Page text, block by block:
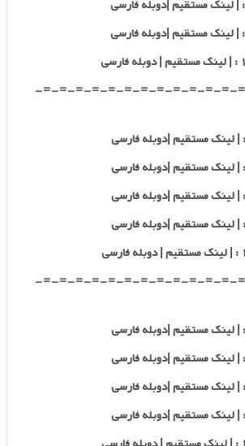
-=-=-=-=-=-=-=-=-=-=-=-=-
-=-=-=-=-=-=-=-=-=-=-=-=-